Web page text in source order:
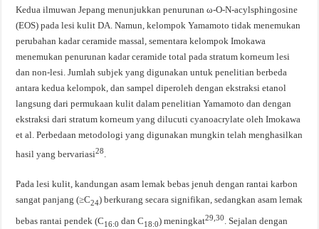
Kedua ilmuwan Jepang menunjukkan penurunan ω-O-N-acylsphingosine
(EOS) pada lesi kulit DA. Namun, kelompok Yamamoto tidak menemukan
perubahan kadar ceramide massal, sementara kelompok Imokawa
menemukan penurunan kadar ceramide total pada stratum korneum lesi
dan non-lesi. Jumlah subjek yang digunakan untuk penelitian berbeda
antara kedua kelompok, dan sampel diperoleh dengan ekstraksi etanol
langsung dari permukaan kulit dalam penelitian Yamamoto dan dengan
ekstraksi dari stratum korneum yang dilucuti cyanoacrylate oleh Imokawa
et al. Perbedaan metodologi yang digunakan mungkin telah menghasilkan
hasil yang bervariasi28
Pada lesi kulit, kandungan asam lemak bebas jenuh dengan rantai karbon
sangat panjang (≥C24) berkurang secara signifikan, sedangkan asam lemak
bebas rantai pendek (C16:0dan C18:0) meningkat29,30. Sejalan dengan